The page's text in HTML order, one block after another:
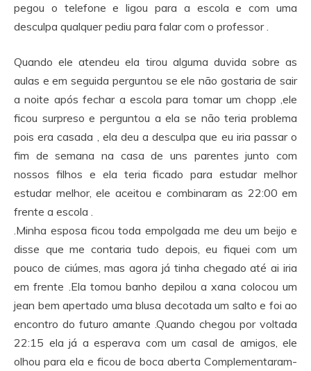
pegou o telefone e ligou para a escola e com uma
desculpa qualquer pediu para falar com o professor .
Quando ele atendeu ela tirou alguma duvida sobre as
aulas e em seguida perguntou se ele não gostaria de sair
a noite após fechar a escola para tomar um chopp ,ele
ficou surpreso e perguntou a ela se não teria problema
pois era casada , ela deu a desculpa que eu iria passar o
fim de semana na casa de uns parentes junto com
nossos filhos e ela teria ficado para estudar melhor
estudar melhor, ele aceitou e combinaram as 22:00 em
frente a escola .
.Minha esposa ficou toda empolgada me deu um beijo e
disse que me contaria tudo depois, eu fiquei com um
pouco de ciúmes, mas agora já tinha chegado até ai iria
em frente .Ela tomou banho depilou a xana colocou um
jean bem apertado uma blusa decotada um salto e foi ao
encontro do futuro amante .Quando chegou por voltada
22:15 ela já a esperava com um casal de amigos, ele
olhou para ela e ficou de boca aberta Complementaram-